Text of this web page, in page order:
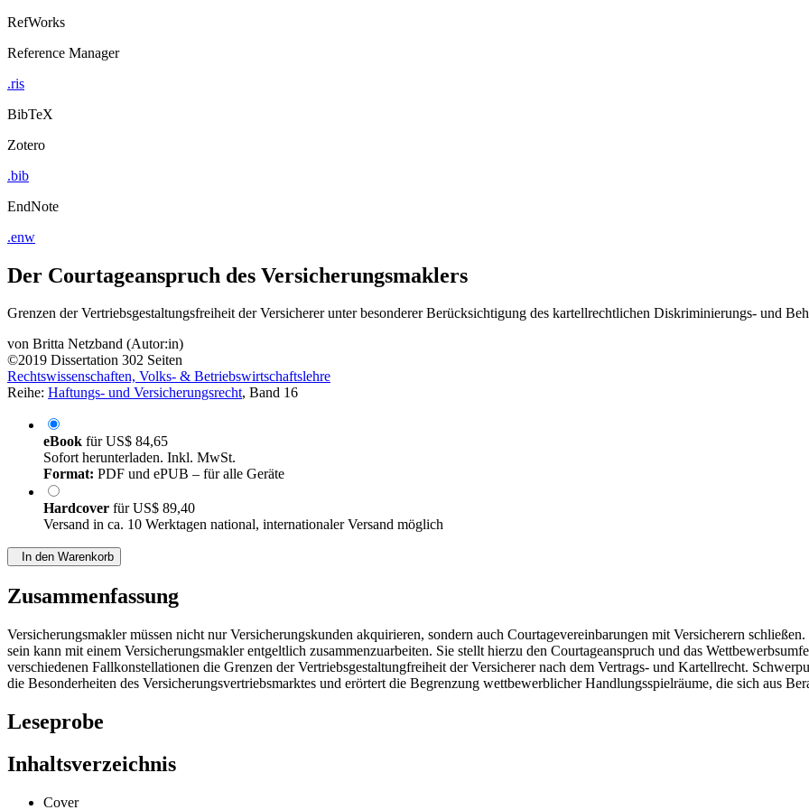
RefWorks
Reference Manager
.ris
BibTeX
Zotero
.bib
EndNote
.enw
Der Courtageanspruch des Versicherungsmaklers
Grenzen der Vertriebsgestaltungsfreiheit der Versicherer unter besonderer Berücksichtigung des kartellrechtlichen Diskriminierungs- und
von Britta Netzband (Autor:in)
©2019 Dissertation 302 Seiten
Rechtswissenschaften, Volks- & Betriebswirtschaftslehre
Reihe: Haftungs- und Versicherungsrecht, Band 16
eBook fürUS$ 84,65
Sofort herunterladen. Inkl. MwSt.
Format: PDF und ePUB – für alle Geräte
Hardcover fürUS$ 89,40
Versand in ca. 10 Werktagen national, internationaler Versand möglich
In den Warenkorb
Zusammenfassung
Versicherungsmakler müssen nicht nur Versicherungskunden akquirieren, sondern auch Courtagevereinbarungen mit Versicherern
sein kann mit einem Versicherungsmakler entgeltlich zusammenzuarbeiten. Sie stellt hierzu den Courtageanspruch und das
verschiedenen Fallkonstellationen die Grenzen der Vertriebsgestaltungfreiheit der Versicherer nach dem Vertrags- und Kartellrecht.
die Besonderheiten des Versicherungsvertriebsmarktes und erörtert die Begrenzung wettbewerblicher Handlungsspielräume, die sich aus
Leseprobe
Inhaltsverzeichnis
Cover